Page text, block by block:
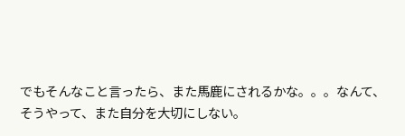
でもそんなこと言ったら、また馬鹿にされるかな。。。なんて、
そうやって、また自分を大切にしない。